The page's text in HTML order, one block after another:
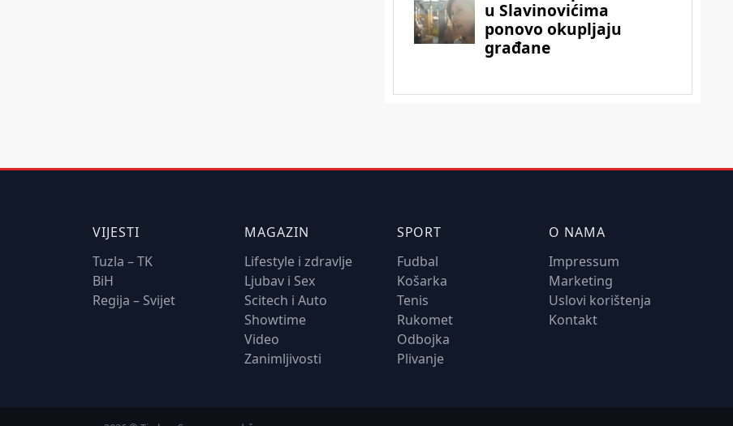
VIJESTI
Tuzla – TK
BiH
Regija – Svijet
MAGAZIN
Lifestyle i zdravlje
Ljubav i Sex
Scitech i Auto
Showtime
Video
Zanimljivosti
SPORT
Fudbal
Košarka
Tenis
Rukomet
Odbojka
Plivanje
O NAMA
Impressum
Marketing
Uslovi korištenja
Kontakt